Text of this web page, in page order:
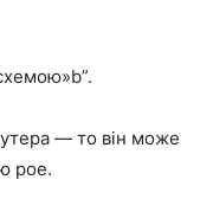
— то він може
poe.